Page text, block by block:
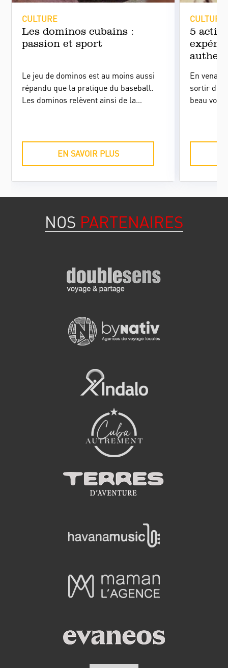
CULTURE
Les dominos cubains :
passion et sport
Le jeu de dominos est au moins aussi
répandu que la pratique du baseball.
Les dominos relèvent ainsi de la
EN SAVOIR PLUS
CULTURE
5
En
sortir des
beau
NOS PARTENAIRES